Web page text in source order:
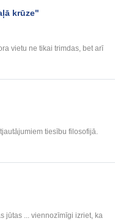
krūze"
vietu ne tikai trimdas, bet arī
tiesību filosofijā.
jūtas ... viennozīmīgi izriet, ka